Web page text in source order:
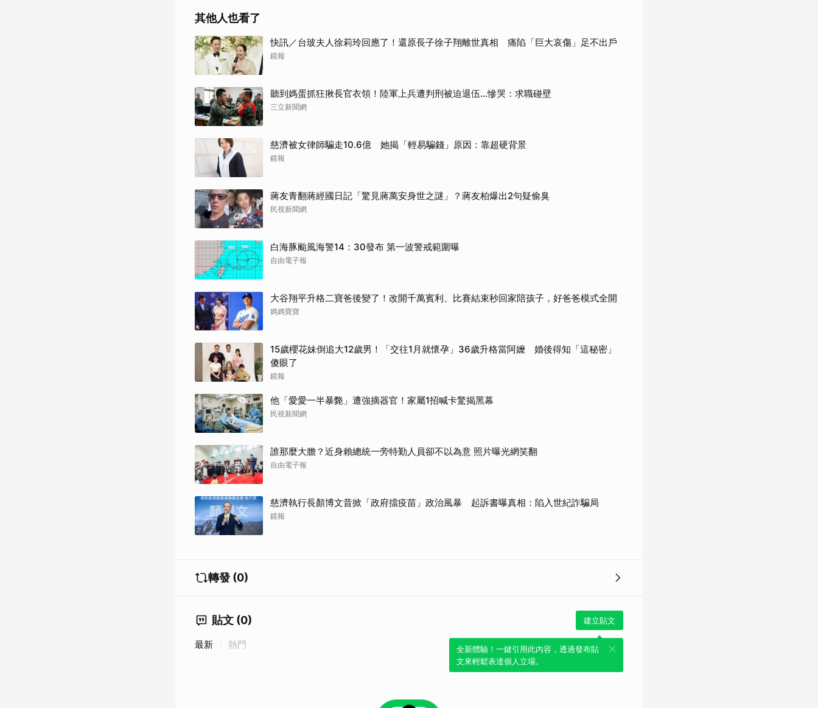
其他人也看了
快訊／台玻夫人徐莉玲回應了！還原長子徐子翔離世真相 痛陷「巨大哀傷」足不出戶
鏡報
聽到媽蛋抓狂揪長官衣領！陸軍上兵遭判刑被迫退伍…慘哭：求職碰壁
三立新聞網
慈濟被女律師騙走10.6億 她揭「輕易騙錢」原因：靠超硬背景
鏡報
蔣友青翻蔣經國日記「驚見蔣萬安身世之謎」？蔣友柏爆出2句疑偷臭
民視新聞網
白海豚颱風海警14：30發布 第一波警戒範圍曝
自由電子報
大谷翔平升格二寶爸後變了！改開千萬賓利、比賽結束秒回家陪孩子，好爸爸模式全開
媽媽寶寶
15歲櫻花妹倒追大12歲男！「交往1月就懷孕」36歲升格當阿嬤 婚後得知「這秘密」
傻眼了
鏡報
他「愛愛一半暴斃」遭強摘器官！家屬1招喊卡驚揭黑幕
民視新聞網
誰那麼大膽？近身賴總統一旁特勤人員卻不以為意 照片曝光網笑翻
自由電子報
慈濟執行長顏博文昔掀「政府擋疫苗」政治風暴 起訴書曝真相：陷入世紀詐騙局
鏡報
轉發 (0)
貼文 (0) 建立貼文
全新體驗！一鍵引用此內容，透過發布貼
文來輕鬆表達個人立場。
最新 熱門